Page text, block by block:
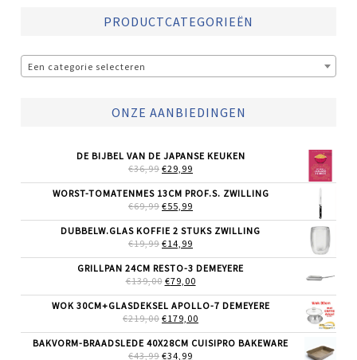
PRODUCTCATEGORIEËN
Een categorie selecteren
ONZE AANBIEDINGEN
DE BIJBEL VAN DE JAPANSE KEUKEN
€36,99 OORSPRONKELIJKE
WAS:
€36,99.
€29,99
IS:
WORST-TOMATENMES 13CM PROF.S. ZWILLING
€69,99 OORSPRONKELIJKE
WAS:
€69,99.
€55,99
IS:
DUBBELW.GLAS KOFFIE 2 STUKS ZWILLING
€19,99 OORSPRONKELIJKE
WAS:
€19,99.
€14,99
IS:
€14,99.
GRILLPAN 24CM RESTO-3 DEMEYERE
€139,00 OORSPRONKELIJKE
WAS:
€139,00.
€79,00HUIDIGE
IS:
€79,00.
WOK 30CM+GLASDEKSEL APOLLO-7 DEMEYERE
€219,00 OORSPRONKELIJKE
WAS:
€219,00.
€179,00
IS:
BAKVORM-BRAADSLEDE 40X28CM CUISIPRO BAKEWARE
€43,99 OORSPRONKELIJKE
€34,99